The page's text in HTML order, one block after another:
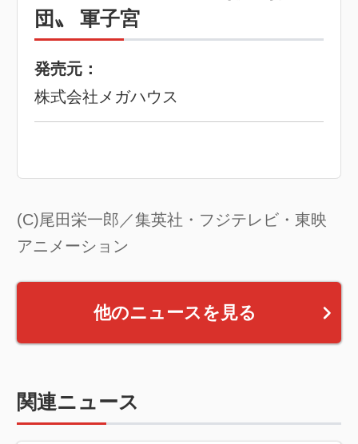
団〟 軍子宮
発売元：
株式会社メガハウス
(C)尾田栄一郎／集英社・フジテレビ・東映
アニメーション
他のニュースを見る
関連ニュース